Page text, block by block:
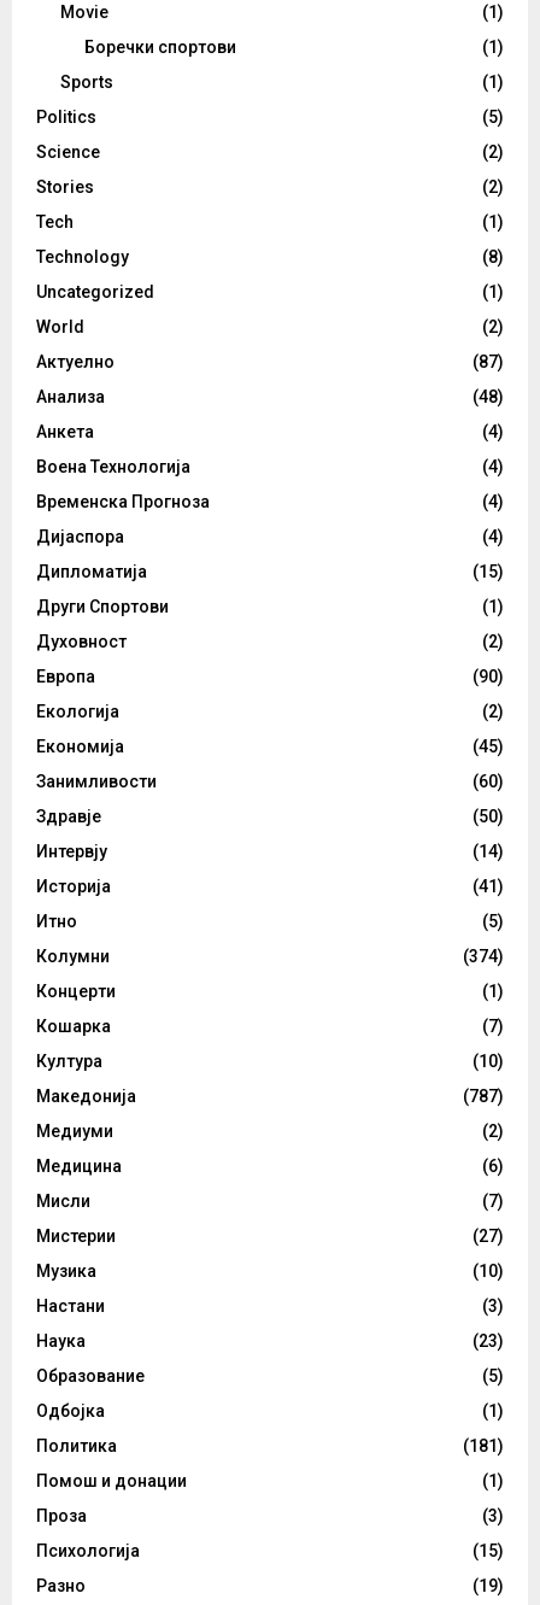
Movie
(1)
Боречки спортови
(1)
Sports
(1)
Politics
(5)
Science
(2)
Stories
(2)
Tech
(1)
Technology
(8)
Uncategorized
(1)
World
(2)
Актуелно
(87)
Анализа
(48)
Анкета
(4)
Воена Технологија
(4)
Временска Прогноза
(4)
Дијаспора
(4)
Дипломатија
(15)
Други Спортови
(1)
Духовност
(2)
Европа
(90)
Екологија
(2)
Економија
(45)
Занимливости
(60)
Здравје
(50)
Интервју
(14)
Историја
(41)
Итно
(5)
Колумни
(374)
Концерти
(1)
Кошарка
(7)
Култура
(10)
Македонија
(787)
Медиуми
(2)
Медицина
(6)
Мисли
(7)
Мистерии
(27)
Музика
(10)
Настани
(3)
Наука
(23)
Образование
(5)
Одбојка
(1)
Политика
(181)
Помош и донации
(1)
Проза
(3)
Психологија
(15)
Разно
(19)